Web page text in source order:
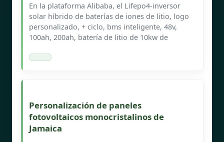
En la plataforma Alibaba, el Lifepo4-inversor
solar híbrido de baterías de iones de litio, logo
personalizado, + ciclo, bms inteligente, 48v,
100ah, 200ah, batería de litio de 10kw de
Personalización de paneles
fotovoltaicos monocristalinos de
Jamaica